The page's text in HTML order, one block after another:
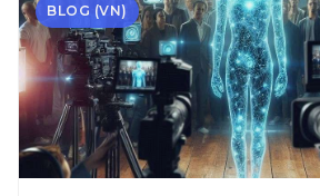
BLOG (VN)